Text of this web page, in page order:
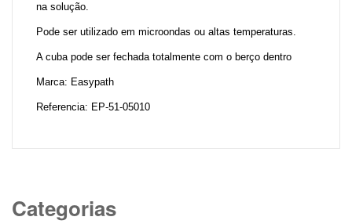
na solução.
Pode ser utilizado em microondas ou altas temperaturas.
A cuba pode ser fechada totalmente com o berço dentro
Marca: Easypath
Referencia: EP-51-05010
Categorias